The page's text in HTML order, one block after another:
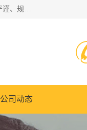
四川纳卡检测服务有限公司主营服务：噪音检测、灯光检测、防护网检测、磁性检测、无损检测、燃烧等级检测；本着严谨、规范的态度严格执行国家现行标准、规范及规程，奉行“科学公正、准确、持续改进、诚信服务”的企业价值和“科学、信誉、服务”的企业宗旨，竭诚为广大客户服务。
公司动态